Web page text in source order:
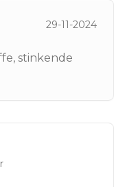
29-11-2024
stinkende